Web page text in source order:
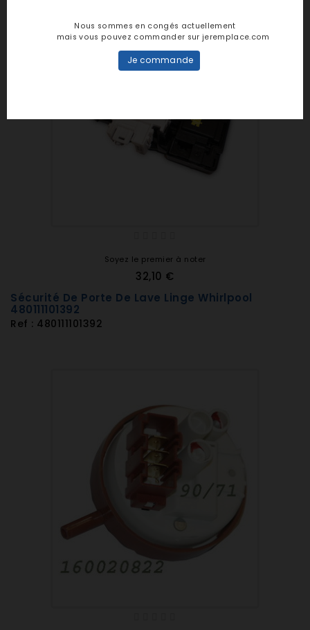
7120581300 WFH1676K
7120581500 WFH1677F
Soyez le premier à noter
32,10 €
Sécurité De Porte De Lave Linge Whirlpool
480111101392
Ref : 480111101392
Nous sommes en congés actuellement
mais vous pouvez commander sur jeremplace.com
Je commande